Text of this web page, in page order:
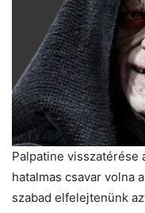
Palpatine visszatérése
hatalmas csavar volna
szabad elfelejtenünk